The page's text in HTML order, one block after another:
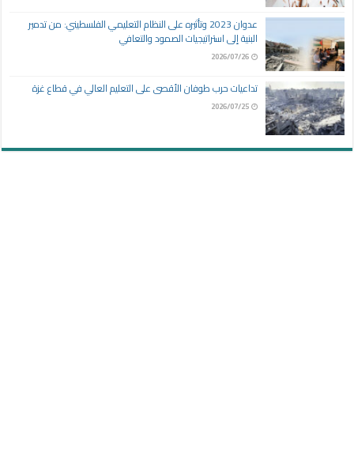
عدوان 2023 وتأثيره على النظام التعليمي الفلسطيني: من تدمير
البنية إلى استراتيجيات الصمود والتعافي
2026/07/26
تداعيات حرب طوفان الأقصى على التعليم العالي في قطاع غزة
2026/07/25